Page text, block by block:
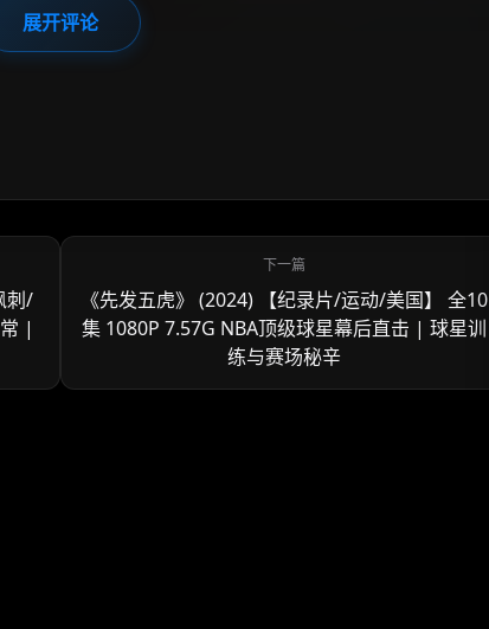
展开评论
刺/
|
《先发五虎》 (2024) 【纪录片/运动/美国】 全10
集 1080P 7.57G NBA顶级球星幕后直击 | 球星训
练与赛场秘辛